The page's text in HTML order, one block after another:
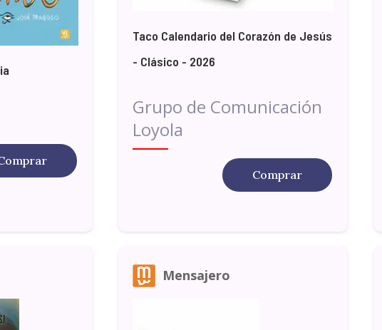
Taco Calendario del Corazón de Jesús
- Clásico - 2026
Grupo de Comunicación
Loyola
Comprar
Mensajero